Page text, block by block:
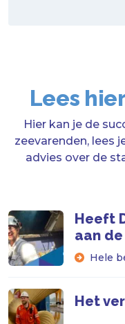
Lees
Hier kan je de
zeevarenden, lees
advies over de
Heeft
aan
Hele
Het